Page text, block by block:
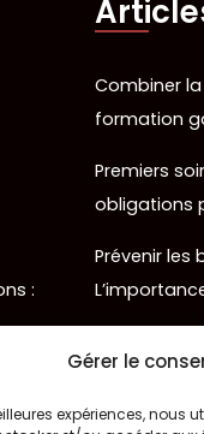
Gérer le
expériences, nous
:
:
Combiner la
formation
Premiers
obligations
Prévenir les
La